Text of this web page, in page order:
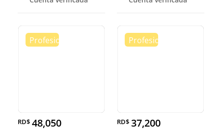
RD$ 48,050 RD$ 37,200